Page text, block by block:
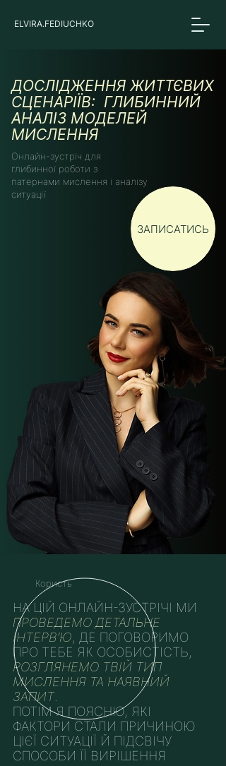
ELVIRA.FEDIUCHKO
ДОСЛІДЖЕННЯ ЖИТТЄВИХ
СЦЕНАРІЇВ: ГЛИБИННИЙ
АНАЛІЗ МОДЕЛЕЙ
МИСЛЕННЯ
Онлайн-зустріч для
глибинної роботи з
патернами мислення і аналізу
ситуації
ЗАПИСАТИСЬ
Користь
НА ЦІЙ ОНЛАЙН-ЗУСТРІЧІ МИ
ПРОВЕДЕМО ДЕТАЛЬНЕ
ІНТЕРВ’Ю, ДЕ ПОГОВОРИМО
ПРО ТЕБЕ ЯК ОСОБИСТІСТЬ,
РОЗГЛЯНЕМО ТВІЙ ТИП
МИСЛЕННЯ ТА НАЯВНИЙ
ЗАПИТ
ПОТІМ Я ПОЯСНЮ, ЯКІ
ФАКТОРИ СТАЛИ ПРИЧИНОЮ
ЦІЄЇ СИТУАЦІЇ Й ПІДСВІЧУ
СПОСОБИ ЇЇ ВИРІШЕННЯ